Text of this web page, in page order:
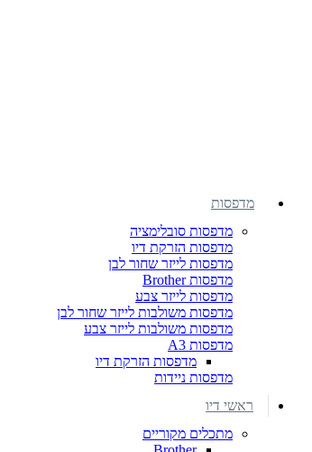
מדפסות
מדפסות סובלימציה
מדפסות הזרקת דיו
מדפסות לייזר שחור לבן
מדפסות Brother
מדפסות לייזר צבע
מדפסות משולבות לייזר שחור לבן
מדפסות משולבות לייזר צבע
מדפסות A3
מדפסות הזרקת דיו
מדפסות ניידות
ראשי דיו
מתכלים מקוריים